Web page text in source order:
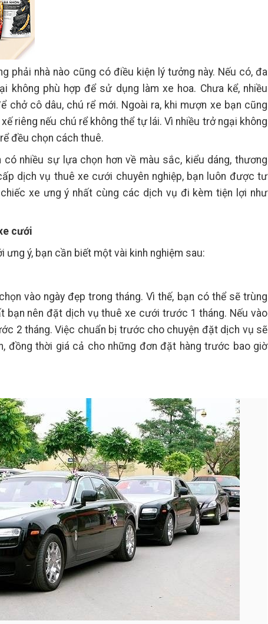
phải nhà nào cũng có điều kiện lý tưởng này. Nếu có, đa
không phù hợp để sử dụng làm xe hoa. Chưa kể, nhiều
chở cô dâu, chú rể mới. Ngoài ra, khi mượn xe bạn cũng
riêng nếu chú rể không thể tự lái. Vì nhiều trở ngại không
đều chọn cách thuê.
nhiều sự lựa chọn hơn về màu sắc, kiểu dáng, thương
dịch vụ thuê xe cưới chuyên nghiệp, bạn luôn được tư
xe ưng ý nhất cùng các dịch vụ đi kèm tiện lợi như
cưới
ý, bạn cần biết một vài kinh nghiệm sau:
vào ngày đẹp trong tháng. Vì thế, bạn có thể sẽ trùng
bạn nên đặt dịch vụ thuê xe cưới trước 1 tháng. Nếu vào
2 tháng. Việc chuẩn bị trước cho chuyện đặt dịch vụ sẽ
đồng thời giá cả cho những đơn đặt hàng trước bao giờ